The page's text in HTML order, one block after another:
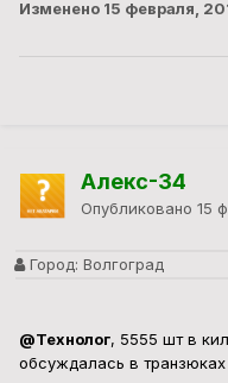
Изменено 15 февраля,
Алекс-34
Опубликовано 15
Город: Волгоград
@Технолог, 5555 шт в
обсуждалась в транзюках